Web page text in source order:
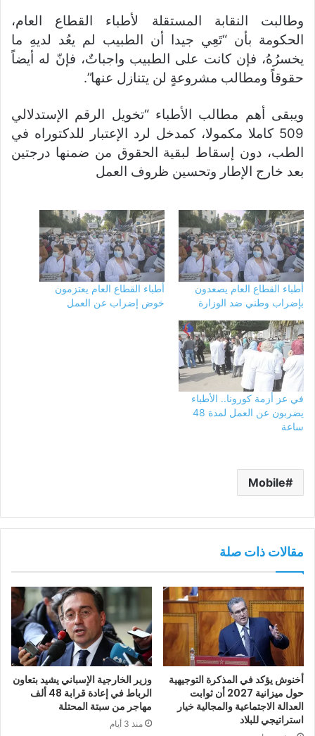
وطالبت النقابة المستقلة لأطباء القطاع العام،
الحكومة بأن “تَعِي جيدا أن الطبيب لم يعُد لديهِ ما
يخسرُهُ، فإن كانت على الطبيب واجباتٌ، فإنّ له أيضاً
حقوقاً ومطالب مشروعةٍ لن يتنازل عنها”.
ويبقى أهم مطالب الأطباء “تخويل الرقم الإستدلالي
509 كاملا مكمولا، كمدخل لرد الإعتبار للدكتوراه في
الطب، دون إسقاط لبقية الحقوق من ضمنها درجتين
بعد خارج الإطار وتحسين ظروف العمل
أطباء القطاع العام يصعدون
بإضراب وطني ضد الوزارة
أطباء القطاع العام يعتزمون
خوض إضراب عن العمل
في عز أزمة كورونا.. الأطباء
يضربون عن العمل لمدة 48
ساعة
Mobile
مقالات ذات صلة
أخنوش يؤكد في المذكرة التوجيهية
حول ميزانية 2027 أن ثوابت
العدالة الاجتماعية والمجالية خيار
استراتيجي للبلاد
وزير الخارجية الإسباني يشيد بتعاون
الرباط في إعادة قرابة 48 ألف
مهاجر من سبتة المحتلة
منذ 3 أيام